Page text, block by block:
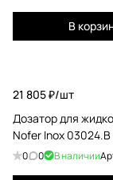
В
21 805 ₽/шт
Дозатор для
Nofer Inox 03024.В
0 0 В наличии